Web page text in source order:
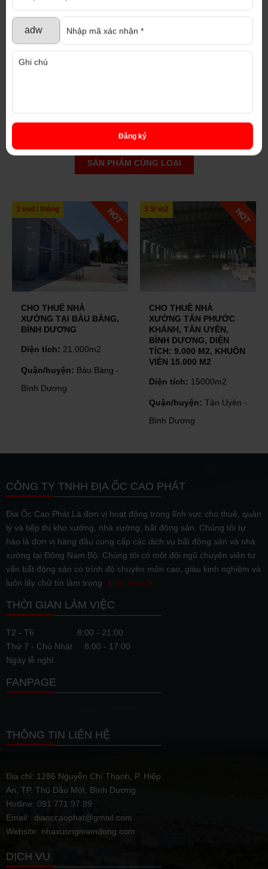
SẢN PHẨM CÙNG LOẠI
3 $/ m2
CHO THUÊ NHÀ
XƯỞNG TÂN PHƯỚC
KHÁNH, TÂN UYÊN,
TÍCH: 9.000 M2, KHUÔN
3,2 usd / m2
CHO THUÊ NHÀ
XƯỞNG DĨ AN, BÌNH
DƯƠNG, DIỆN TÍCH:
20.000 M2
Diện tích:20.000m2
Quận/huyện:Dĩ An -
Bình Dương
CÔNG TY TNHH ĐỊA ỐC CAO PHÁT
Địa Ốc Cao Phát Là đơn vị hoạt động trong lĩnh vực cho thuê, quản
lý và tiếp thị kho xưởng, nhà xưởng, bất động sản. Chúng tôi tự
hào là đơn vị hàng đầu cung cấp các dịch vụ bất động sản và nhà
xưởng tại Đông Nam Bộ. Chúng tôi có một đội ngũ chuyên viên tư
vấn bất động sản có trình độ chuyên môn cao, giàu kinh nghiệm và
luôn lấy chữ tín làm trọng Xem thêm
THỜI GIAN LÀM VIỆC
T2 - T6
8:00 - 21:00
Thứ 7 - Chủ Nhật
8:00 - 17:00
Ngày lễ nghỉ
FANPAGE
THÔNG TIN LIÊN HỆ
Địa chỉ: 1286 Nguyễn Chí Thanh, P. Hiệp
An, TP. Thủ Dầu Một, Bình Dương
Hotline: 091 771 97 89
Email: diaoccaophat@gmail.com
Website: nhaxuongmiendong.com
DỊCH VỤ
Đăng ký